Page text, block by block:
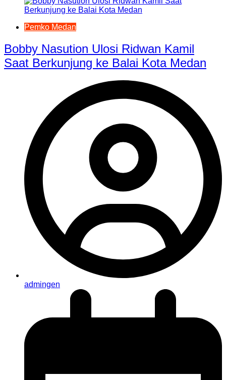
Pemko Medan
Bobby Nasution Ulosi Ridwan Kamil
Saat Berkunjung ke Balai Kota Medan
admingen